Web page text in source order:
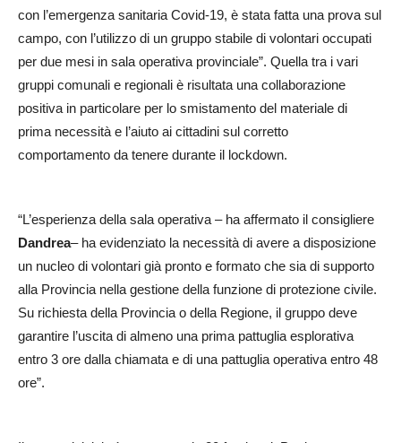
con l’emergenza sanitaria Covid-19, è stata fatta una prova sul
campo, con l’utilizzo di un gruppo stabile di volontari occupati
per due mesi in sala operativa provinciale”. Quella tra i vari
gruppi comunali e regionali è risultata una collaborazione
positiva in particolare per lo smistamento del materiale di
prima necessità e l’aiuto ai cittadini sul corretto
comportamento da tenere durante il lockdown.
“L’esperienza della sala operativa – ha affermato il consigliere
Dandrea– ha evidenziato la necessità di avere a disposizione
un nucleo di volontari già pronto e formato che sia di supporto
alla Provincia nella gestione della funzione di protezione civile.
Su richiesta della Provincia o della Regione, il gruppo deve
garantire l’uscita di almeno una prima pattuglia esplorativa
entro 3 ore dalla chiamata e di una pattuglia operativa entro 48
ore”.